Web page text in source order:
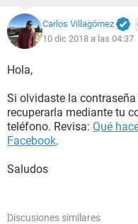
Carlos Villagómez
10 dic 2018 a las 04:37
Hola,
Si olvidaste la
recuperarla mediante tu
teléfono. Revisa: Qué
Facebook.
Saludos
Discusiones similares